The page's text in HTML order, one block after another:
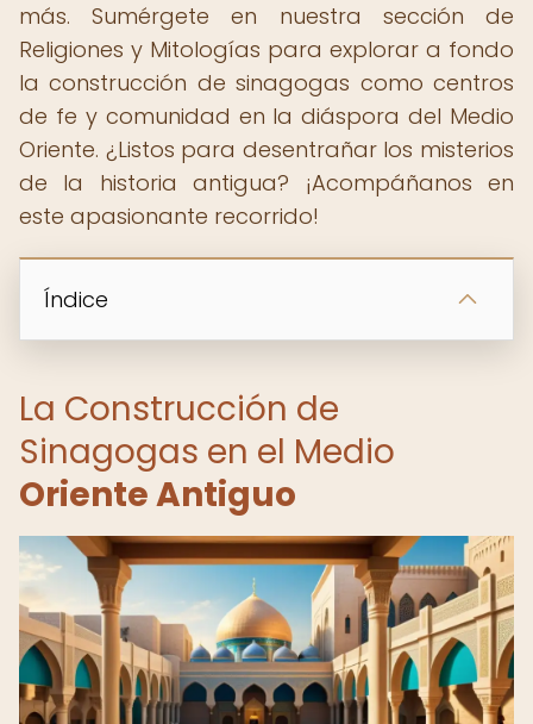
más. Sumérgete en nuestra sección de
Religiones y Mitologías para explorar a fondo
la construcción de sinagogas como centros
de fe y comunidad en la diáspora del Medio
Oriente. ¿Listos para desentrañar los misterios
de la historia antigua? ¡Acompáñanos en
este apasionante recorrido!
Índice
La Construcción de
Sinagogas en el Medio
Oriente Antiguo